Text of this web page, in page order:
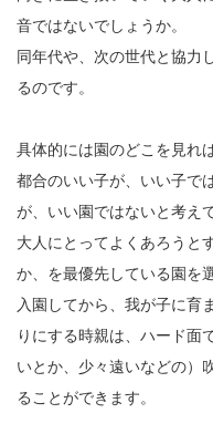
音ではないでしょうか。
同年代や、次の世代と協力
るのです。
具体的には園のどこを見れ
都合のいい子が、いい子で
が、いい園ではないと考え
大人にとってよくあろうと
か、を最優先している園を
入園してから、我が子に育
りにする時親は、ハード面
いとか、少々遠いなどの）
ることができます。